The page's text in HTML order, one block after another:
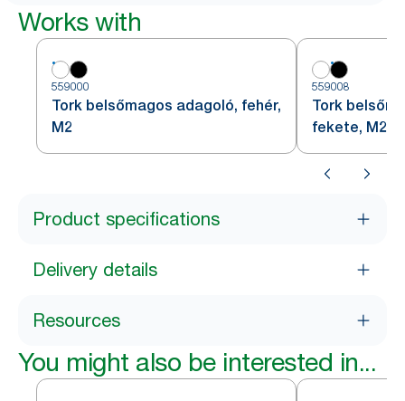
Works with
559000
Tork belsőmagos adagoló, fehér,
M2
559008
Tork
fekete, M2
Product specifications
Delivery details
Resources
You might also be interested in...